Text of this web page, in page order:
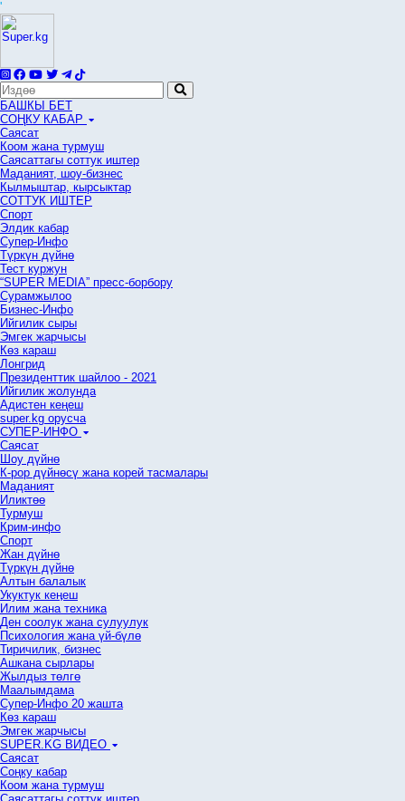
'
БАШКЫ БЕТ
СОҢКУ КАБАР
Саясат
Коом жана турмуш
Саясаттагы соттук иштер
Маданият, шоу-бизнес
Кылмыштар, кырсыктар
СОТТУК ИШТЕР
Спорт
Элдик кабар
Супер-Инфо
Түркүн дүйнө
Тест куржун
“SUPER MEDIA” пресс-борбору
Сурамжылоо
Бизнес-Инфо
Ийгилик сыры
Эмгек жарчысы
Көз караш
Лонгрид
Президенттик шайлоо - 2021
Ийгилик жолунда
Адистен кеңеш
super.kg орусча
СУПЕР-ИНФО
Саясат
Шоу дүйнө
К-рор дүйнөсү жана корей тасмалары
Маданият
Иликтөө
Турмуш
Крим-инфо
Спорт
Жан дүйнө
Түркүн дүйнө
Алтын балалык
Укуктук кеӊеш
Илим жана техника
Ден соолук жана сулуулук
Психология жана үй-бүлө
Тиричилик, бизнес
Ашкана сырлары
Жылдыз төлгө
Маалымдама
Супер-Инфо 20 жашта
Көз караш
Эмгек жарчысы
SUPER.KG ВИДЕО
Саясат
Cоңку кабар
Коом жана турмуш